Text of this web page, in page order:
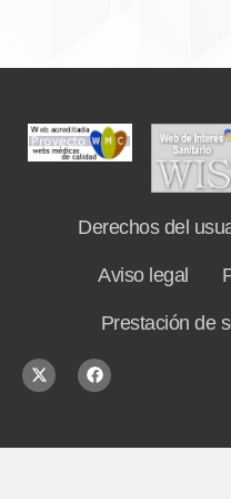
Derechos del
Aviso legal
Prestación de